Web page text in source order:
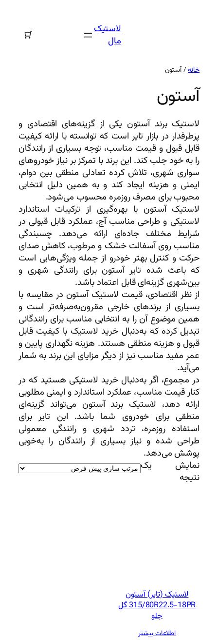
لاستیک
مال
خانه/ آستون
آستون
لاستیک برند آستون یکی از گزینه‌های اقتصادی و
پرطرفدار در بازار تایر است که توانسته با ارائه کیفیت
قابل قبول و قیمت مناسب، توجه بسیاری از رانندگان
را به خود جلب کند. این برند با تمرکز بر نیاز خودروهای
سواری شهری، تلاش کرده تعادلی منطقی بین دوام،
ایمنی و هزینه ایجاد کند و به همین دلیل انتخابی
محبوب برای مصرف روزمره محسوب می‌شود.
لاستیک آستون با بهره‌گیری از ترکیبات استاندارد
لاستیکی و طراحی مناسب آج، عملکرد قابل قبولی در
شرایط مختلف جاده‌ای ارائه می‌دهد. چسبندگی
مناسب روی آسفالت خشک و مرطوب، کاهش صدای
حرکت و کنترل بهتر خودرو از جمله ویژگی‌هایی است
که باعث شده تایر آستون برای رانندگی شهری و
بین‌شهری گزینه‌ای قابل اعتماد باشد.
از نظر اقتصادی، قیمت لاستیک آستون در مقایسه با
بسیاری از برندهای خارجی مقرون‌به‌صرفه‌تر است و
همین موضوع آن را به انتخابی مناسب برای رانندگانی
تبدیل کرده که به‌دنبال خرید لاستیک با کیفیت قابل
قبول و هزینه منطقی هستند. هزینه نگهداری پایین و
عمر مفید مناسب نیز از دیگر مزایای این برند به شمار
می‌آید.
در مجموع، اگر به‌دنبال خرید لاستیکی هستید که در
کنار قیمت مناسب، عملکرد استاندارد و ایمنی مطلوبی
ارائه دهد، لاستیک برند آستون می‌تواند گزینه‌ای
منطقی برای خودروی شما باشد. این تایر برای
استفاده روزمره، تردد شهری و رانندگی معمولی
طراحی شده و نیاز بسیاری از رانندگان را به‌خوبی
پوشش می‌دهد.
نمایش یک
نتیجه
لاستیک (تایر) آستون
315/80R22.5-18PR گل
جلو
اطلاعات بیشتر